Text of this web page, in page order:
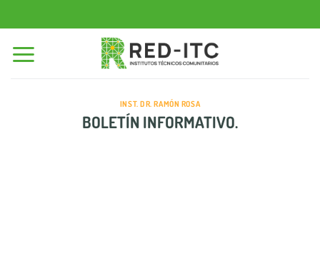
al
contenido
INST. DR. RAMÓN ROSA
BOLETÍN INFORMATIVO.